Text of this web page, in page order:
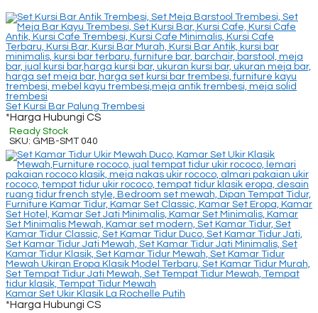
Set Kursi Bar Palung Trembesi
*Harga Hubungi CS
Ready Stock
SKU: GMB-SMT 040
Kamar Set Ukir Klasik La Rochelle Putih
*Harga Hubungi CS